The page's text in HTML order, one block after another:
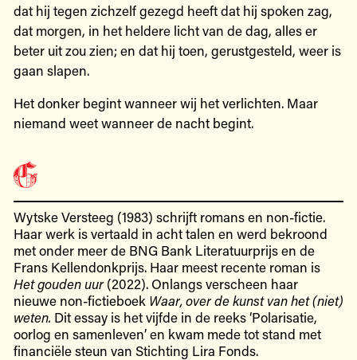
dat hij tegen zichzelf gezegd heeft dat hij spoken zag,
dat morgen, in het heldere licht van de dag, alles er
beter uit zou zien; en dat hij toen, gerustgesteld, weer is
gaan slapen.
Het donker begint wanneer wij het verlichten. Maar
niemand weet wanneer de nacht begint.
Wytske Versteeg (1983) schrijft romans en non-fictie.
Haar werk is vertaald in acht talen en werd bekroond
met onder meer de BNG Bank Literatuurprijs en de
Frans Kellendonkprijs. Haar meest recente roman is
Het gouden uur(2022). Onlangs verscheen haar
nieuwe non-fictieboek Waar, over de kunst van het (niet)
weten. Dit essay is het vijfde in de reeks ‘Polarisatie,
oorlog en samenleven’ en kwam mede tot stand met
financiële steun van Stichting Lira Fonds.